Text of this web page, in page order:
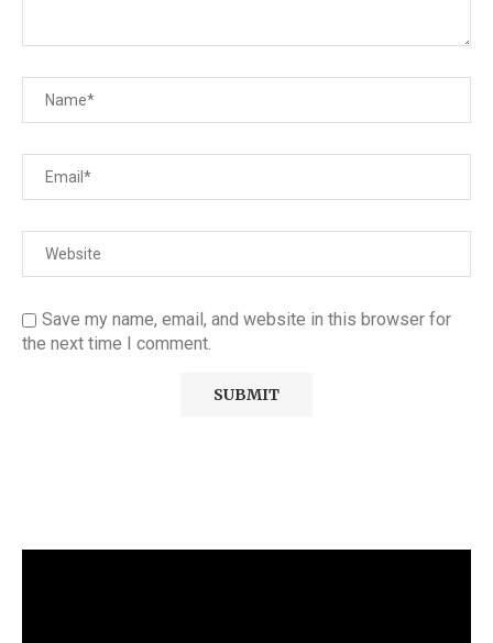
Save my name, email, and website in this browser for
the next time I comment.